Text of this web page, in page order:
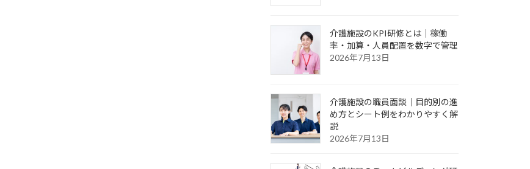
介護施設のKPI研修とは｜稼働
率・加算・人員配置を数字で管理
2026年7月13日
介護施設の職員面談｜目的別の進
め方とシート例をわかりやすく解
説
2026年7月13日